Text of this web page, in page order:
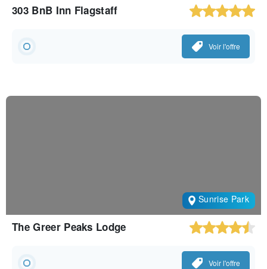
303 BnB Inn Flagstaff
Voir l'offre
Sunrise Park
The Greer Peaks Lodge
Voir l'offre